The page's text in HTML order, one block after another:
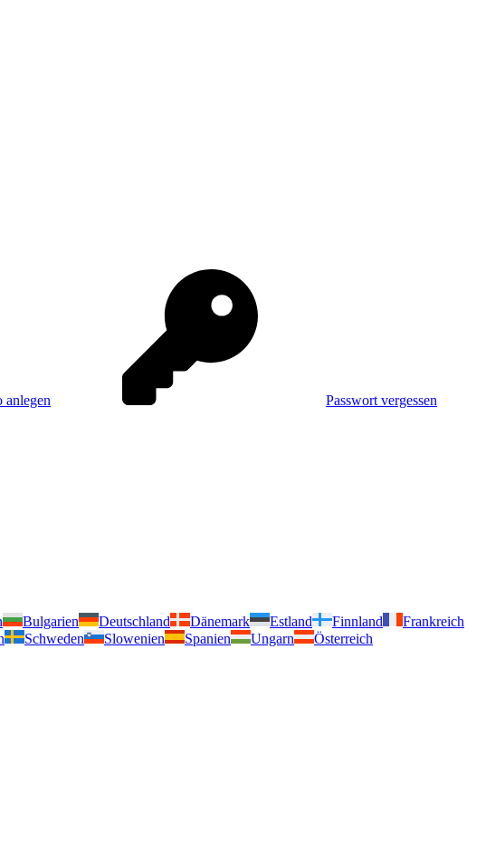
anlegen Passwort vergessen
Bulgarien Deutschland Dänemark Estland Finnland
Frankreich
Schweden Slowenien Spanien Ungarn Österreich